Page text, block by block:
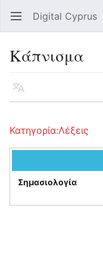
Open main menu Digital Cyprus
Κάπνισμα
Language
Κατηγορία:Λέξεις
Σημασιολογία